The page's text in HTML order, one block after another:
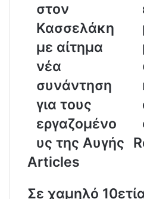
s
στον
Κασσελάκη
με αίτημα
νέα
συνάντηση
για τους
εργαζομένο
υς της Αυγής
Articles
Σε χαμηλό